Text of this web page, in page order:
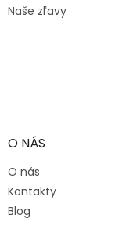
Naše zľavy
O NÁS
O nás
Kontakty
Blog